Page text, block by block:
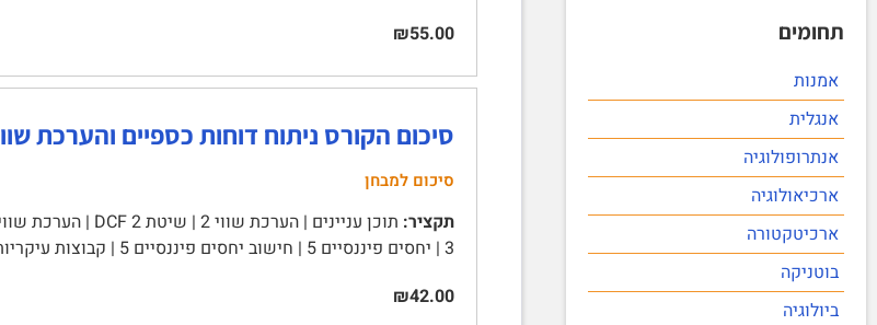
תחומים
אמנות
אנגלית
אנתרופולוגיה
ארכיאולוגיה
ארכיטקטורה
בוטניקה
ביולוגיה
₪55.00
סיכום הקורס ניתוח דוחות כספיים והערכת
סיכום למבחן
תקציר:
3 | יחסים פיננסיים 5 | חישוב יחסים פיננסיים 5 | קבוצות עיקריות של יחסים פיננסיים 5 | יחסי נזילות 5 | מבנה …
₪42.00